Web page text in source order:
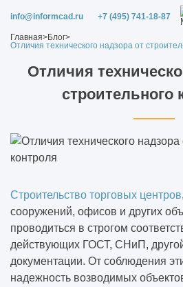
info@informcad.ru +7 (495) 741-18-87
Главная>Блог>
Отличия технического надзора от
Отличия
строительного
Строительство торговых центров
сооружений, офисов и других
проводиться в строгом
действующих ГОСТ, СНиП,
документации. От соблюдения
надежность возводимых